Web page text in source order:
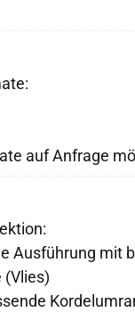
auf Anfrage
Ausführung mit
(Vlies)